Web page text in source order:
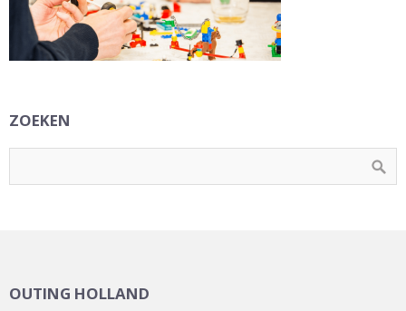
ZOEKEN
OUTING HOLLAND